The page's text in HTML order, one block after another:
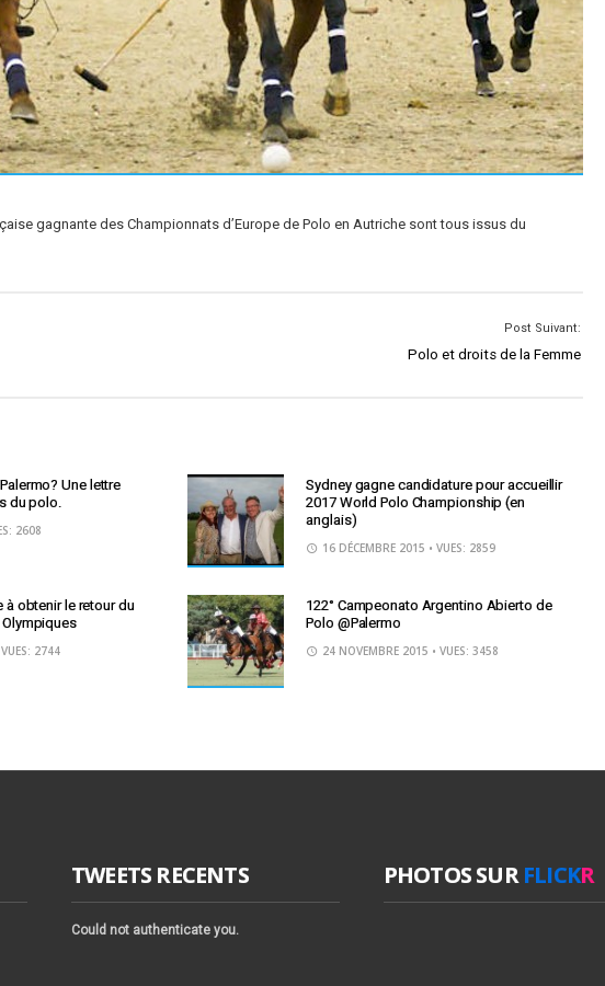
gagnante des Championnats d’Europe de Polo en Autriche sont tous issus du
Post Suivant:
Polo et droits de la Femme
Une lettre
du polo.
2608
Sydney gagne candidature pour accueillir
2017 World Polo Championship (en
anglais)
16 DÉCEMBRE 2015 • VUES: 2859
à obtenir le retour du
VUES: 2744
122° Campeonato Argentino Abierto de
Polo @Palermo
24 NOVEMBRE 2015 • VUES: 3458
TWEETS RECENTS
Could not authenticate you.
PHOTOS SURFLICKR